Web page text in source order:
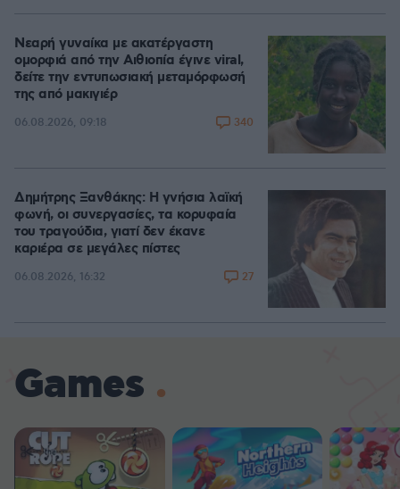
Νεαρή γυναίκα με ακατέργαστη
ομορφιά από την Αιθιοπία έγινε viral,
δείτε την εντυπωσιακή μεταμόρφωσή
της από μακιγιέρ
06.08.2026, 09:18 340
Δημήτρης Ξανθάκης: Η γνήσια λαϊκή
φωνή, οι συνεργασίες, τα κορυφαία
του τραγούδια, γιατί δεν έκανε
καριέρα σε μεγάλες πίστες
06.08.2026, 16:32 27
Games